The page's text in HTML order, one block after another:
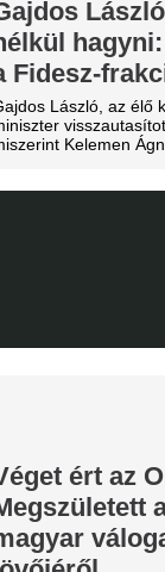
szolgálat az úr.
bikiniben
Rodríguez
megmutatta
a